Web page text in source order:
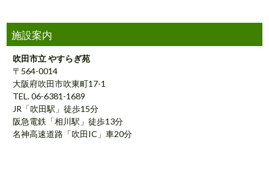
施設案内
吹田市立 やすらぎ苑
〒564-0014
大阪府吹田市吹東町17-1
TEL. 06-6381-1689
JR「吹田駅」徒歩15分
阪急電鉄「相川駅」徒歩13分
名神高速道路「吹田IC」車20分